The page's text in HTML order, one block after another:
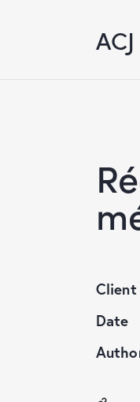
Client
Date